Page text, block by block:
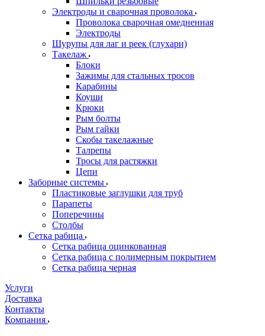
Электроды и сварочная проволока
Проволока сварочная омедненная
Электроды
Шурупы для лаг и реек (глухари)
Такелаж
Блоки
Зажимы для стальных тросов
Карабины
Коуши
Крюки
Рым болты
Рым гайки
Скобы такелажные
Талрепы
Тросы для растяжки
Цепи
Заборные системы
Пластиковые заглушки для труб
Парапеты
Поперечины
Столбы
Сетка рабица
Сетка рабица оцинкованная
Сетка рабица с полимерным покрытием
Сетка рабица черная
Услуги
Доставка
Контакты
Компания